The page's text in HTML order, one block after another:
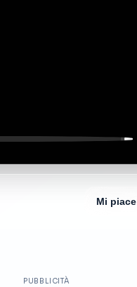
Mi piace
PUBBLICITÀ